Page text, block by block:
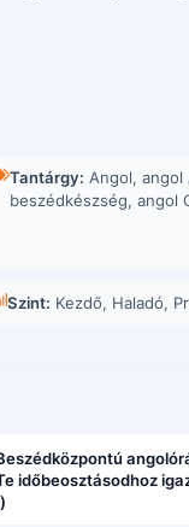
Tantárgy: Angol, angol
beszédkészség, angol
Szint: Kezdő, Haladó,
időbeosztásodhoz